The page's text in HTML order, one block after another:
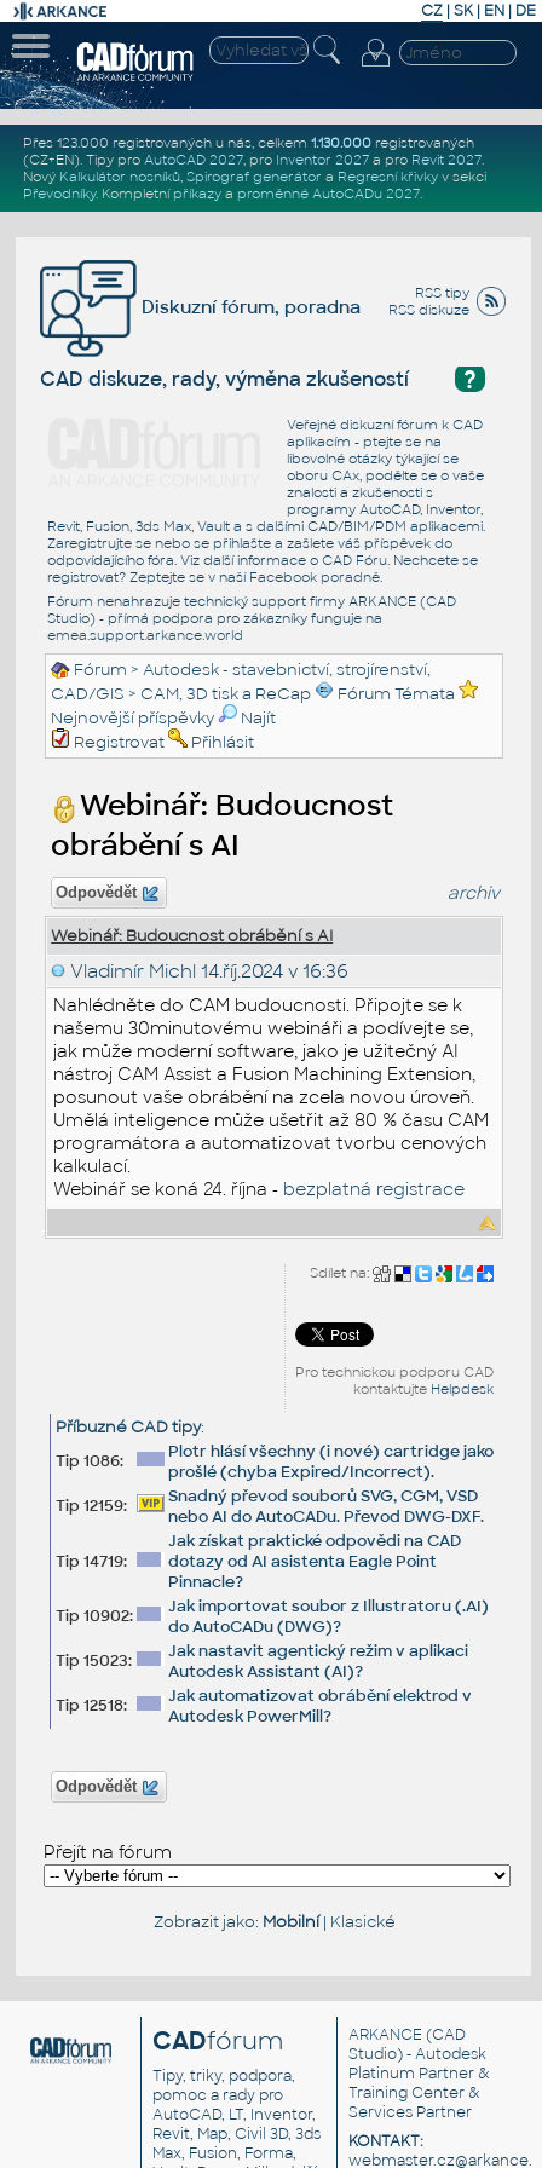
CZ | SK| EN | DE
Přes 123.000 registrovaných u nás, celkem 1.130.000registrovaných
(CZ+EN). Tipy pro AutoCAD 2027, pro Inventor 2027a pro Revit 2027.
Nový Kalkulátor nosníků, Spirograf generátor a Regresní křivkyv sekci
Převodníky. Kompletní příkazya proměnné AutoCADu 2027.
RSS tipy
RSS diskuze
Diskuzní fórum, poradna
?
CAD diskuze, rady, výměna zkušeností
Veřejné diskuzní fórum k CAD
aplikacím - ptejte se na
libovolné otázky týkající se
oboru CAx, podělte se o vaše
znalosti a zkušenosti s
programy AutoCAD, Inventor,
Revit, Fusion, 3ds Max, Vault a s dalšími CAD/BIM/PDM aplikacemi.
Zaregistrujte se nebo se přihlašte a zašlete váš příspěvek do
odpovídajícího fóra. Viz další informace o CAD Fóru. Nechcete se
registrovat? Zeptejte se v naší Facebook poradně.
Fórum nenahrazuje technický support firmy ARKANCE (CAD
Studio) - přímá podpora pro zákazníky funguje na
emea.support.arkance.world
Fórum >Autodesk - stavebnictví, strojírenství,
CAD/GIS > CAM, 3D tisk a ReCap
Fórum Témata
Nejnovější příspěvky
Najít
Registrovat
Přihlásit
Webinář: Budoucnost
obrábění s AI
Odpovědět archiv
Webinář: Budoucnost obrábění s AI
Vladimír Michl 14.říj.2024 v 16:36
Nahlédněte do CAM budoucnosti. Připojte se k
našemu 30minutovému webináři a podívejte se,
jak může moderní software, jako je užitečný AI
nástroj CAM Assist a Fusion Machining Extension,
posunout vaše obrábění na zcela novou úroveň.
Umělá inteligence může ušetřit až 80 % času CAM
programátora a automatizovat tvorbu cenových
kalkulací.
Webinář se koná 24. října - bezplatná registrace
Sdílet na:
Pro technickou podporu CAD
kontaktujte Helpdesk
Příbuzné CAD tipy:
Tip 1086:
Plotr hlásí všechny (i nové) cartridge jako
prošlé (chyba Expired/Incorrect).
Tip 12159:
Snadný převod souborů SVG, CGM, VSD
nebo AI do AutoCADu. Převod DWG-DXF.
Tip 14719:
Jak získat praktické odpovědi na CAD
dotazy od AI asistenta Eagle Point
Pinnacle?
Tip 10902:
Jak importovat soubor z Illustratoru (.AI)
do AutoCADu (DWG)?
Tip 15023:
Jak nastavit agentický režim v aplikaci
Autodesk Assistant (AI)?
Tip 12518:
Jak automatizovat obrábění elektrod v
Autodesk PowerMill?
Odpovědět
Přejít na fórum
Zobrazit jako: Mobilní| Klasické
CADfórum
Tipy, triky, podpora,
pomoc a rady pro
AutoCAD, LT, Inventor,
Revit, Map, Civil 3D, 3ds
Max, Fusion, Forma,
ARKANCE (CAD
Studio) - Autodesk
Platinum Partner &
Training Center &
Services Partner
KONTAKT: